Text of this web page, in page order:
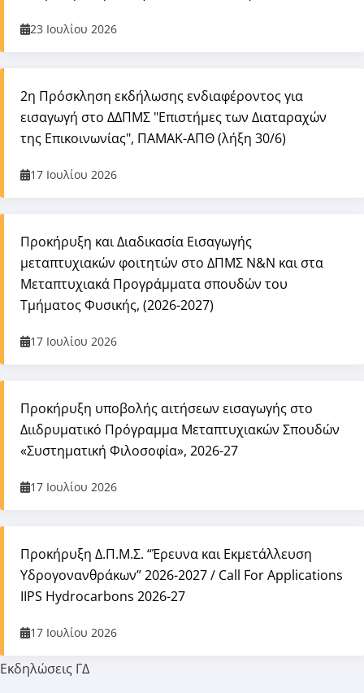
Εκδηλώσεις ΓΔ
23 Ιουλίου 2026
2η Πρόσκληση εκδήλωσης ενδιαφέροντος για
εισαγωγή στο ΔΔΠΜΣ "Επιστήμες των Διαταραχών
της Επικοινωνίας", ΠΑΜΑΚ-ΑΠΘ (λήξη 30/6)
17 Ιουλίου 2026
Προκήρυξη και Διαδικασία Εισαγωγής
μεταπτυχιακών φοιτητών στο ΔΠΜΣ Ν&Ν και στα
Μεταπτυχιακά Προγράμματα σπουδών του
Τμήματος Φυσικής, (2026-2027)
17 Ιουλίου 2026
Προκήρυξη υποβολής αιτήσεων εισαγωγής στο
Διιδρυματικό Πρόγραμμα Μεταπτυχιακών Σπουδών
«Συστηματική Φιλοσοφία», 2026-27
17 Ιουλίου 2026
Προκήρυξη Δ.Π.Μ.Σ. “Έρευνα και Εκμετάλλευση
Υδρογονανθράκων” 2026-2027 / Call For Applications
IIPS Hydrocarbons 2026-27
17 Ιουλίου 2026